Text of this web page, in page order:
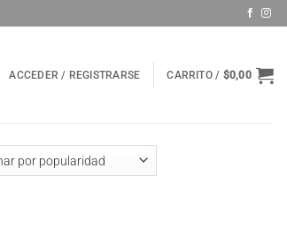
ACCEDER / REGISTRARSE CARRITO / $0,00